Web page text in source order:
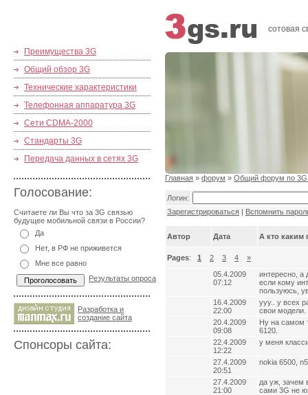
Преимущества 3G
Общий обзор 3G
Технические характеристики
Телефонная аппаратура 3G
Сети CDMA-2000
Стандарты 3G
Передача данных в сетях 3G
Голосование:
Считаете ли Вы что за 3G связью
будущее мобильной связи в России?
Да
Нет, в РФ не приживется
Мне все равно
Результаты опроса
Разработка и
cоздание сайта
Спонсоры сайта:
сотовая
Главная » форум » Общий форум по 3G
Логин:
Зарегистрироваться | Вспомнить
Автор Дата А кто каким
Pages: 1 2 3 4
»
05.4.2009
07:12
интересно, а
если кому
пользуюсь,
16.4.2009
22:00
ууу.. у всех
свои модели.
20.4.2009
09:08
Ну на самом
6120.
22.4.2009
12:22
у меня
27.4.2009
20:51
nokia 6500,
27.4.2009
21:00
да уж, зачем
сами 3G не